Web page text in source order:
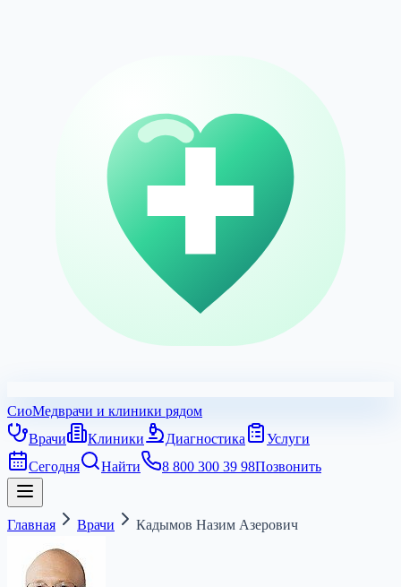
СиоМедврачи и клиники рядом
Врачи
Клиники Диагностика
Услуги
Сегодня
Найти 8 800 300 39 98Позвонить
Главная Врачи Кадымов Назим Азерович